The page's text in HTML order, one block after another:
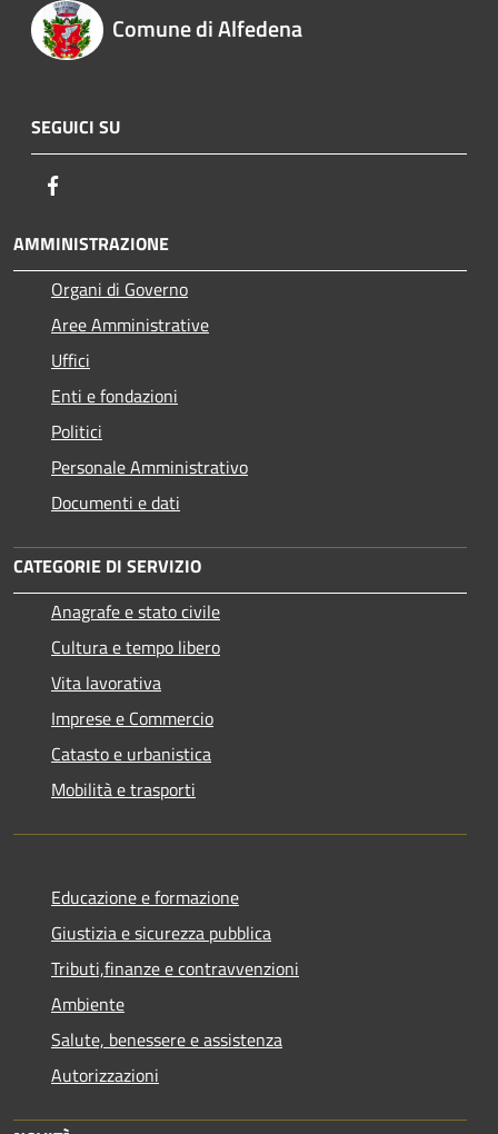
Comune di Alfedena
SEGUICI SU
AMMINISTRAZIONE
Organi di Governo
Aree Amministrative
Uffici
Enti e fondazioni
Politici
Personale Amministrativo
Documenti e dati
CATEGORIE DI SERVIZIO
Anagrafe e stato civile
Cultura e tempo libero
Vita lavorativa
Imprese e Commercio
Catasto e urbanistica
Mobilità e trasporti
Educazione e formazione
Giustizia e sicurezza pubblica
Tributi,finanze e contravvenzioni
Ambiente
Salute, benessere e assistenza
Autorizzazioni